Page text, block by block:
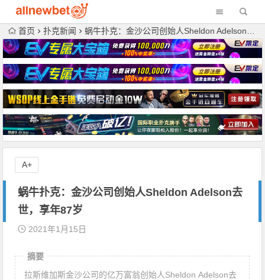
首页 扑克新闻 蜗牛扑克：金沙公司创始人Sheldon Adelson去世，享年87岁
蜗牛扑克：金沙公司创始人Sheldon Adelson去
世，享年87岁
2021年1月15日
摘要
拉斯维加斯金沙公司的亿万富翁创始人Sheldon Adelson去
A+